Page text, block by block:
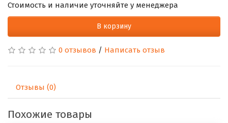
Стоимость и наличие уточняйте у менеджера
В корзину
0 отзывов / Написать отзыв
Отзывы (0)
Похожие товары